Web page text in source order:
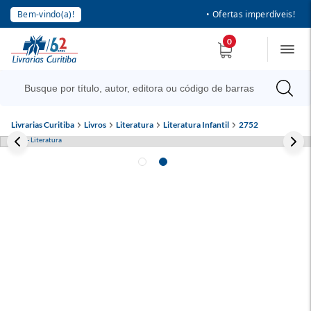
Bem-vindo(a)! • Ofertas imperdíveis!
0
Livrarias Curitiba Livros Literatura Literatura Infantil 2752